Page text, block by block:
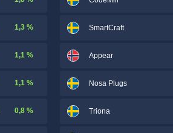
1,3 %
1,1 %
1,1 %
0,8 %
SmartCraft
Appear
Nosa Plugs
Triona